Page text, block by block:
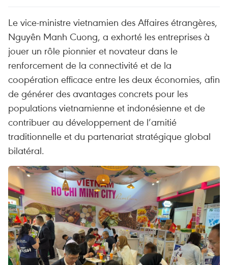
Le vice-ministre vietnamien des Affaires étrangères,
Nguyên Manh Cuong, a exhorté les entreprises à
jouer un rôle pionnier et novateur dans le
renforcement de la connectivité et de la
coopération efficace entre les deux économies, afin
de générer des avantages concrets pour les
populations vietnamienne et indonésienne et de
contribuer au développement de l’amitié
traditionnelle et du partenariat stratégique global
bilatéral.